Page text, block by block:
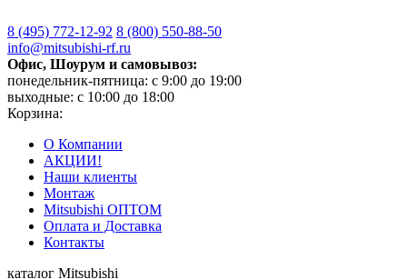
8 (495) 772-12-92 8 (800) 550-88-50
info@mitsubishi-rf.ru
Офис, Шоурум и самовывоз:
понедельник-пятница: с 9:00 до 19:00
выходные: с 10:00 до 18:00
Корзина:
О Компании
АКЦИИ!
Наши клиенты
Монтаж
Mitsubishi ОПТОМ
Оплата и Доставка
Контакты
каталог Mitsubishi